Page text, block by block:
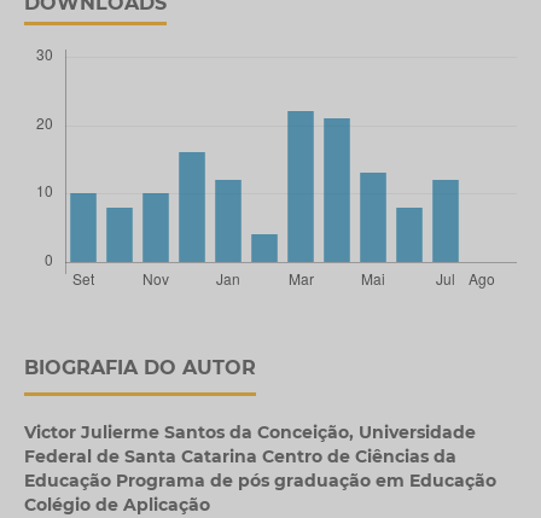
BIOGRAFIA DO AUTOR
Victor Julierme Santos da Conceição, Universidade
Federal de Santa Catarina Centro de Ciências da
Educação Programa de pós graduação em Educação
Colégio de Aplicação